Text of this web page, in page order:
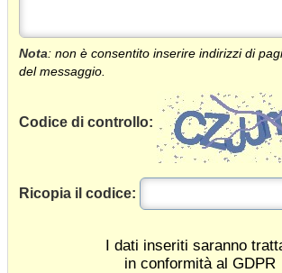
Nota: non è consentito inserire indirizzi di
del messaggio.
Codice di controllo:
Ricopia il codice:
I dati inseriti saranno
in conformità al GDPR